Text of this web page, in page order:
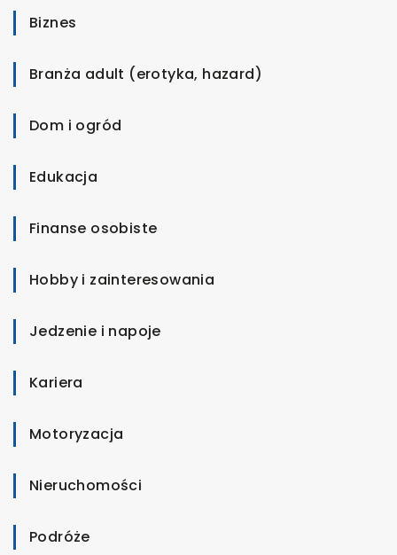
Biznes
Branża adult (erotyka, hazard)
Dom i ogród
Edukacja
Finanse osobiste
Hobby i zainteresowania
Jedzenie i napoje
Kariera
Motoryzacja
Nieruchomości
Podróże